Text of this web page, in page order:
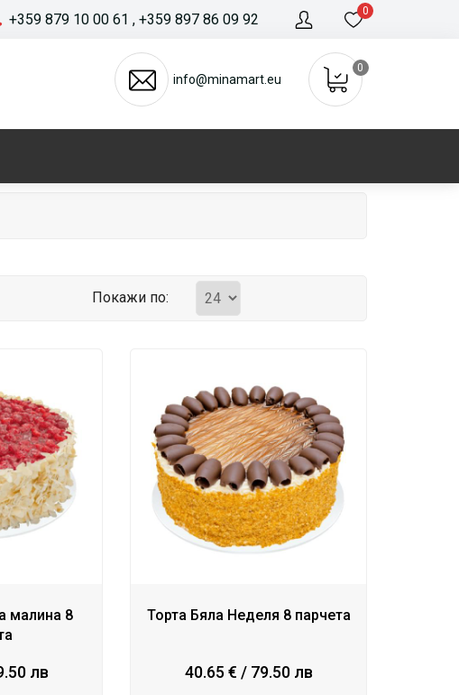
0
+359 879 10 00 61 , +359 897 86 09 92
info@minamart.eu
0
Покажи по:
малина 8
лв
Торта Бяла Неделя 8 парчета
40.65 € / 79.50 лв